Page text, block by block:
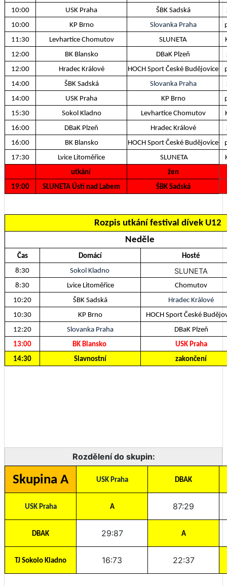
10:00 USK Praha ŠBK Sadská
10:00
KP Brno Slovanka Praha
11:30
Levhartice Chomutov SLUNETA
12:00
BK Blansko DBaK Plzeň
12:00
Hradec Králové HOCH Sport České Budějovice
14:00
ŠBK Sadská Slovanka Praha
14:00
USK Praha KP Brno
15:30
Sokol Kladno Levhartice Chomutov
16:00
DBaK Plzeň Hradec Králové
16:00
BK Blansko HOCH Sport České Budějovice
17:30
Lvice Litoměřice SLUNETA
utkání
žen
19:00
SLUNETA Ústí nad Labem ŠBK Sadská
Rozpis utkání festival dívek U12
Neděle
Čas Domácí
Hosté
8:30
Sokol Kladno SLUNETA
8:30 Lvice Litoměřice
Chomutov
10:20
ŠBK Sadská
Hradec Králové
10:30
KP Brno
HOCH Sport České
12:20
Slovanka Praha
DBaK Plzeň
13:00
BK Blansko
USK Praha
14:30
Slavnostní zakončení
Rozdělení do skupin:
Skupina A USK Praha DBAK
USK Praha A 87:29
DBAK 29:87 A
TJ Sokolo Kladno 16:73 22:37